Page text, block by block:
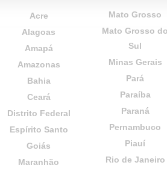
Acre
Alagoas
Amapá
Amazonas
Bahia
Ceará
Distrito Federal
Espírito Santo
Goiás
Maranhão
Mato Grosso
Mato Grosso do
Sul
Minas Gerais
Pará
Paraíba
Paraná
Pernambuco
Piauí
Rio de Janeiro